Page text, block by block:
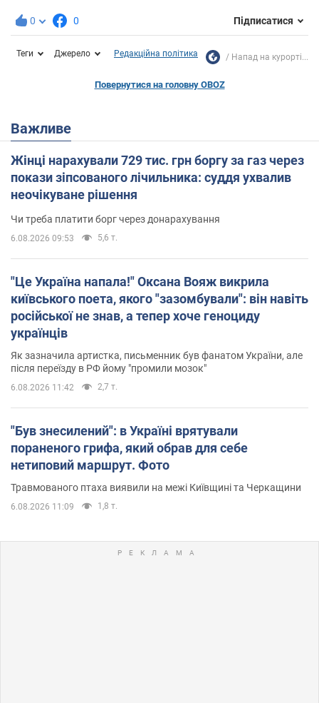
0 0 Підписатися
Теги Джерело Редакційна політика Напад на курорті...
Повернутися на головну OBOZ
Важливе
Жінці нарахували 729 тис. грн боргу за газ через
покази зіпсованого лічильника: суддя ухвалив
неочікуване рішення
Чи треба платити борг через донарахування
6.08.2026 09:53 5,6 т.
"Це Україна напала!" Оксана Вояж викрила
київського поета, якого "зазомбували": він навіть
російської не знав, а тепер хоче геноциду
українців
Як зазначила артистка, письменник був фанатом України, але
після переїзду в РФ йому "промили мозок"
6.08.2026 11:42 2,7 т.
"Був знесилений": в Україні врятували
пораненого грифа, який обрав для себе
нетиповий маршрут. Фото
Травмованого птаха виявили на межі Київщині та Черкащини
6.08.2026 11:09 1,8 т.